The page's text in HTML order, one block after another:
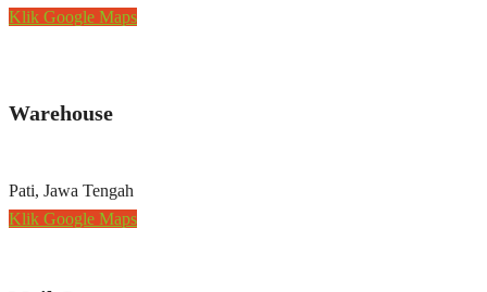
Klik Google Maps
Warehouse
Pati, Jawa Tengah
Klik Google Maps